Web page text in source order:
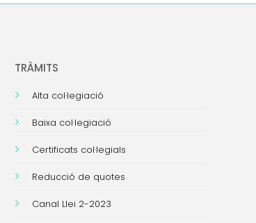
TRÀMITS
Alta col·legiació
Baixa col·legiació
Certificats col·legials
Reducció de quotes
Canal Llei 2-2023